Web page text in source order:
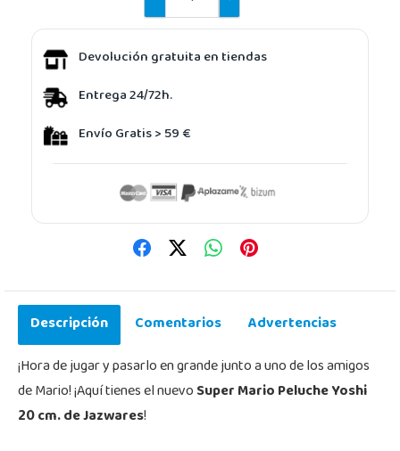
Devolución gratuita en tiendas
Entrega 24/72h.
Envío Gratis > 59 €
Descripción Comentarios
Advertencias
¡Hora de jugar y pasarlo en grande junto a uno de los amigos
de Mario! ¡Aquí tienes el nuevoSuper Mario Peluche Yoshi
20 cm. de Jazwares!